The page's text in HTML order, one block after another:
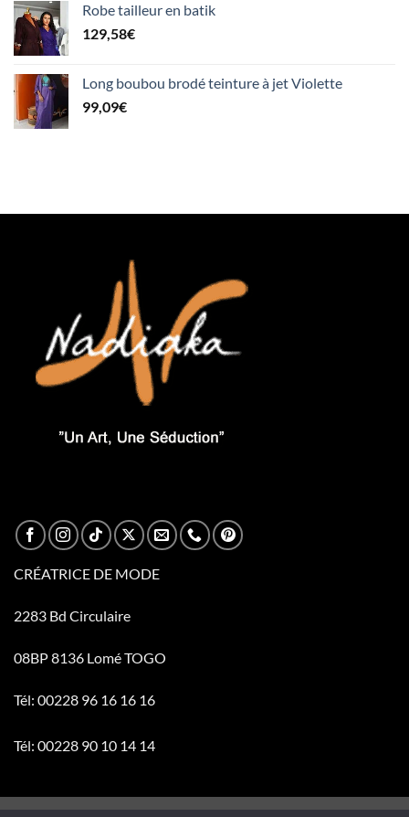
Robe tailleur en batik
129,58€
Long boubou brodé teinture à jet Violette
99,09€
CRÉATRICE DE MODE
2283 Bd Circulaire
08BP 8136 Lomé TOGO
Tél: 00228 96 16 16 16
Tél: 00228 90 10 14 14